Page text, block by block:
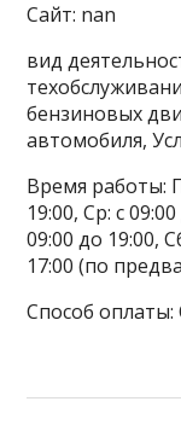
Сайт: nan
вид
бензиновых
автомобиля,
Время работы:
19:00, Ср: с
09:00 до 19:00,
17:00 (по
Способ оплаты: